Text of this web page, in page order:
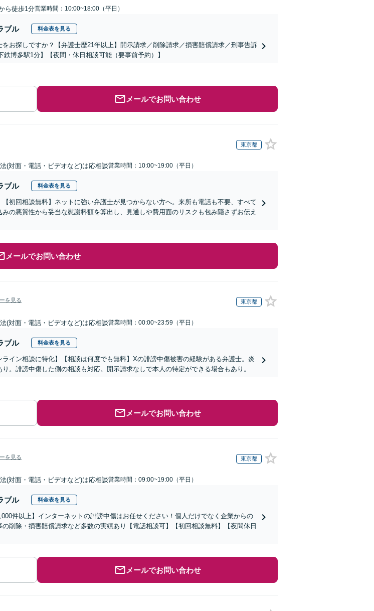
ら徒歩1分営業時間：10:00~18:00（平日）
ブル 料金表を見る
お探しですか？【弁護士歴21年以上】開示請求／削除請求／損害賠償請求／刑事告訴
博多駅1分】【夜間・休日相談可能（要事前予約）】
メールでお問い合わせ
東京都
(対面・電話・ビデオなど)は応相談営業時間：10:00~19:00（平日）
ブル 料金表を見る
【初回相談無料】ネットに強い弁護士が見つからない方へ。来所も電話も不要、すべて
の悪質性から妥当な慰謝料額を算出し、見通しや費用面のリスクも包み隠さずお伝え
メールでお問い合わせ
を見る 東京都
(対面・電話・ビデオなど)は応相談営業時間：00:00~23:59（平日）
ブル 料金表を見る
ライン相談に特化】【相談は何度でも無料】Xの誹謗中傷被害の経験がある弁護士。炎
。誹謗中傷した側の相談も対応。開示請求なしで本人の特定ができる場合もあり。
メールでお問い合わせ
を見る 東京都
(対面・電話・ビデオなど)は応相談営業時間：09:00~19:00（平日）
ブル 料金表を見る
件以上】インターネットの誹謗中傷はお任せください！個人だけでなく企業からの
削除・損害賠償請求など多数の実績あり【電話相談可】【初回相談無料】【夜間休日
メールでお問い合わせ